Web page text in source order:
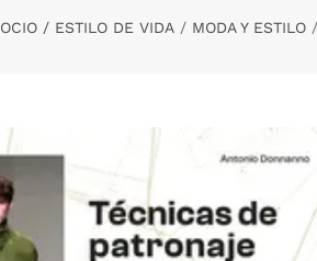
OCIO / ESTILO DE VIDA MODA Y ESTILO